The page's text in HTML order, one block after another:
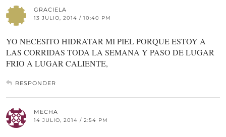
GRACIELA
13 JULIO, 2014 / 10:40 PM
YO NECESITO HIDRATAR MI PIEL PORQUE ESTOY A
LAS CORRIDAS TODA LA SEMANA Y PASO DE LUGAR
FRIO A LUGAR CALIENTE,
RESPONDER
MECHA
14 JULIO, 2014 / 2:54 PM